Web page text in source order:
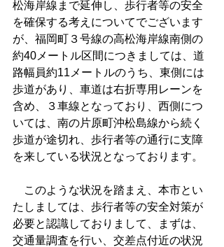
松海岸線まで延伸し、歩行者等の安全
を確保する考えについてでございます
が、福岡町３号線の高松海岸線南側の
約40メートル区間につきましては、道
路幅員約11メートルのうち、東側には
歩道があり、車道は右折専用レーンを
含め、３車線となっており、西側につ
いては、南の片原町沖松島線から続く
歩道が途切れ、歩行者等の通行に支障
を来している状況となっております。
このような状況を踏まえ、本市とい
たしましては、歩行者等の安全対策が
必要と認識しておりまして、まずは、
交通量調査を行い、交差点付近の状況